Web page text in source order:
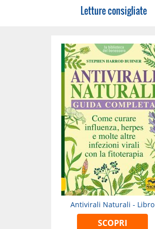
Letture consigliate
Antivirali Naturali - Libro
SCOPRI